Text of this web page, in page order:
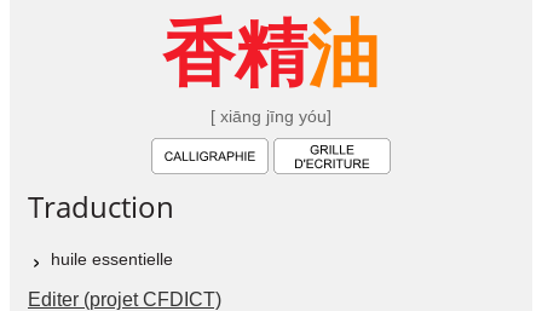
香精油
[ xiāng jīng yóu]
Traduction
huile essentielle
Editer (projet CFDICT)